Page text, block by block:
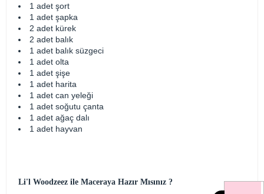
1 adet şort
1 adet şapka
2 adet kürek
2 adet balık
1 adet balık süzgeci
1 adet olta
1 adet şişe
1 adet harita
1 adet can yeleği
1 adet soğutu çanta
1 adet ağaç dalı
1 adet hayvan
Li'l Woodzeez ile Maceraya Hazır Mısınız ?